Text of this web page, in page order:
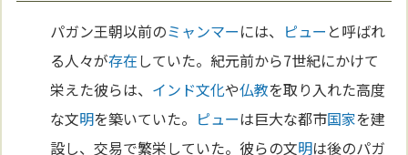
パガン王朝以前のミャンマーには、 ピュー と呼ばれ
る人々が存在していた。紀元前から7世紀にかけて
栄えた彼らは、 インド文化や仏教を取り入れた高度
な文明を築いていた。 ピューは巨大な都市国家を建
設し、交易で繁栄していた。彼らの文明は後のパガ